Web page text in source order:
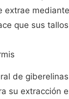
extrae
que sus
de
su extracción